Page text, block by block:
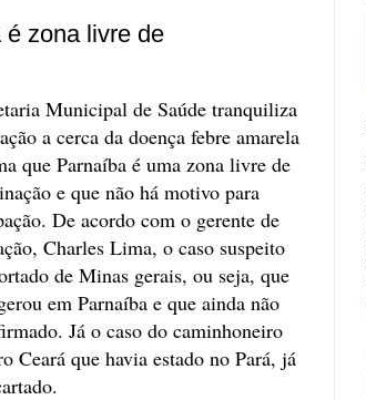
zona livre de
Municipal de Saúde tranquiliza
a cerca da doença febre amarela
que Parnaíba é uma zona livre de
e que não há motivo para
De acordo com o gerente de
Charles Lima, o caso suspeito
de Minas gerais, ou seja, que
em Parnaíba e que ainda não
Já o caso do caminhoneiro
Ceará que havia estado no Pará, já